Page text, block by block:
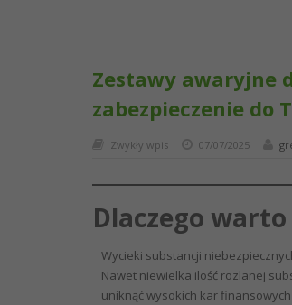
Zestawy awaryjne
zabezpieczenie do
Zwykły wpis 07/07/2025
Dlaczego
Wycieki substancji
Nawet niewielka ilość rozlanej
uniknąć wysokich kar